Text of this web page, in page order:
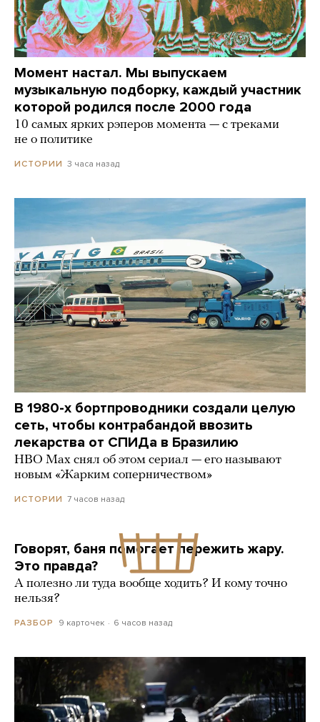
Момент настал. Мы выпускаем
музыкальную подборку, каждый участник
которой родился после 2000 года
10 самых ярких рэперов момента — с треками
не о политике
ИСТОРИИ 3 часа назад
В 1980-х бортпроводники создали целую
сеть, чтобы контрабандой ввозить
лекарства от СПИДа в Бразилию
HBO Max снял об этом сериал — его называют
новым «Жарким соперничеством»
ИСТОРИИ 7 часов назад
Говорят, баня помогает пережить жару.
Это правда?
А полезно ли туда вообще ходить? И кому точно
нельзя?
РАЗБОР 9 карточек 6 часов назад